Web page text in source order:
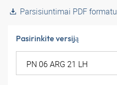
Parsisiuntimai PDF formatu
Pasirinkite versiją